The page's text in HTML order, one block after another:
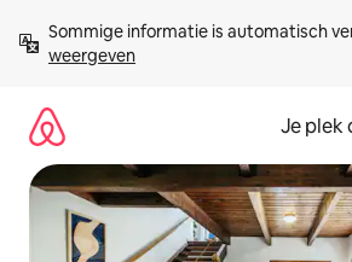
direct
naar
Sommige informatie is automatisch
weergeven
Je plek